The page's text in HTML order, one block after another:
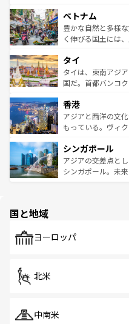
参照してほしい。
容にもいいと評判
が味わえ
照してほしい。
き、地方に足を延
できる。そして、
まで、さまざまな
リティに包まれな
覧を参照してほし
ベトナム
豊かな自然と多様
く伸びる国土には
急速な発展と共に
ーチミン市のフラ
醸し出している。
とつ。フォーやバ
ひ現地で味わいた
が旅行者を迎えて
参照してほしい。
タイ
タイは、東南アジ
国だ。首都バンコ
の活気が交差して
帯で自然と触れ合
いビーチでリゾー
激する。気候は一
が待っている。親
た文化、そして多
香港
アジアと西洋の文
もっている。ヴィ
み、どこを訪れて
ており、効率よく
うな絶景から文化
シンガポール
アジアの交差点と
シンガポール。未
で、ホーカーズは
国と地域
ヨーロッパ
北米
中南米